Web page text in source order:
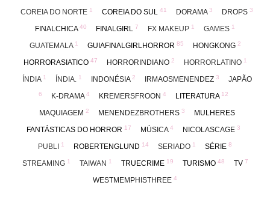
COREIA DO NORTE 1 COREIA DO SUL 41 DORAMA3 DROPS 3
FINALCHICA40 FINALGIRL 7 FX MAKEUP 1 GAMES 1
GUATEMALA 1 GUIAFINALGIRLHORROR 85 HONGKONG 2
HORRORASIATICO 47 HORRORINDIANO 2 HORRORLATINO 1
ÍNDIA 1 ÍNDIA. 1 INDONÉSIA2 IRMAOSMENENDEZ 3 JAPÃO
6 K-DRAMA4 KREMERSFROON 4 LITERATURA 12
MAQUIAGEM 2 MENENDEZBROTHERS 3
MULHERES
FANTÁSTICAS DO HORROR 17 MÚSICA4 NICOLASCAGE 3
PUBLI 1 ROBERTENGLUND 14 SERIADO 1 SÉRIE 8
STREAMING 1 TAIWAN 1 TRUECRIME 19 TURISMO 48 TV 7
WESTMEMPHISTHREE 4